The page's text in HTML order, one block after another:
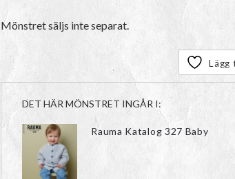
Mönstret säljs inte separat.
Lägg
DET HÄR MÖNSTRET INGÅR I:
Rauma Katalog 327 Baby